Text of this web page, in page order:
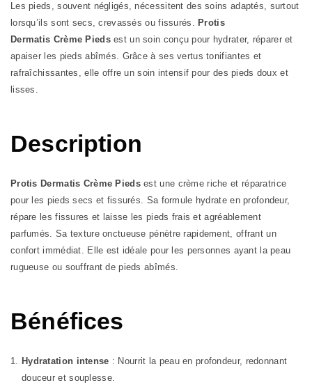
Les pieds, souvent négligés, nécessitent des soins adaptés, surtout
lorsqu’ils sont secs, crevassés ou fissurés. Protis
Dermatis Crème Piedsest un soin conçu pour hydrater, réparer et
apaiser les pieds abîmés. Grâce à ses vertus tonifiantes et
rafraîchissantes, elle offre un soin intensif pour des pieds doux et
lisses.
Description
Protis Dermatis Crème Piedsest une crème riche et réparatrice
pour les pieds secs et fissurés. Sa formule hydrate en profondeur,
répare les fissures et laisse les pieds frais et agréablement
parfumés. Sa texture onctueuse pénètre rapidement, offrant un
confort immédiat. Elle est idéale pour les personnes ayant la peau
rugueuse ou souffrant de pieds abîmés.
Bénéfices
Hydratation intense : Nourrit la peau en profondeur, redonnant
douceur et souplesse.